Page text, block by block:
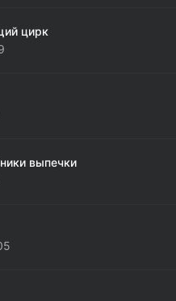
цирк
выпечки